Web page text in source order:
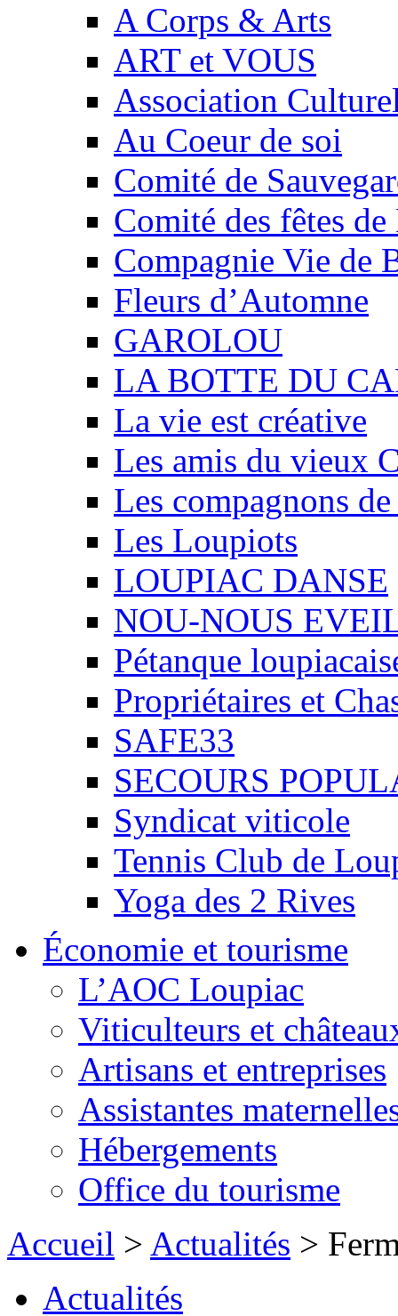
A Corps & Arts
ART et VOUS
Association
Au Coeur de soi
Comité de
Comité des fêtes
Compagnie Vie de
Fleurs d’Automne
GAROLOU
LA BOTTE DU
La vie est créative
Les amis du vieux
Les compagnons
Les Loupiots
LOUPIAC DANSE
NOU-NOUS
Pétanque
Propriétaires et
SAFE33
SECOURS
Syndicat viticole
Tennis Club de
Yoga des 2 Rives
Économie et tourisme
L’AOC Loupiac
Viticulteurs et
Artisans et entreprises
Assistantes
Hébergements
Office du tourisme
Accueil > Actualités >
Actualités